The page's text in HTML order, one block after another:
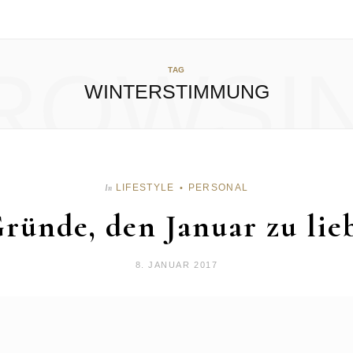
TAG
WINTERSTIMMUNG
In LIFESTYLE PERSONAL
den Januar zu
8. JANUAR 2017